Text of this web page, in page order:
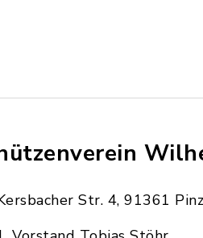
Str. 4, 91361